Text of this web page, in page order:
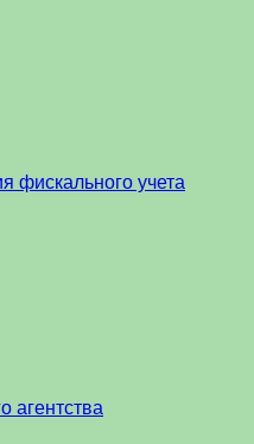
фискального учета
агентства